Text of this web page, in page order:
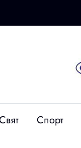
Спорт